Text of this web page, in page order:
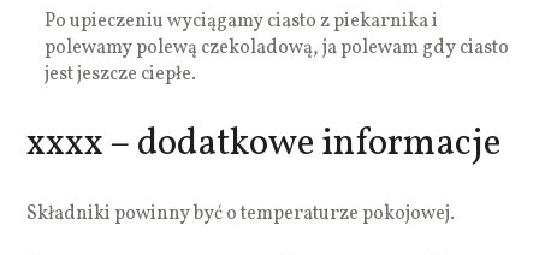
Po upieczeniu wyciągamy ciasto z piekarnika i
polewamy polewą czekoladową, ja polewam gdy ciasto
jest jeszcze ciepłe.
xxxx – dodatkowe informacje
Składniki powinny być o temperaturze pokojowej.